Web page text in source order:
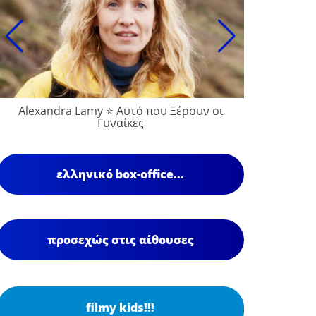
Alexandra Lamy ⭐ Αυτό που Ξέρουν οι
Γυναίκες
ελληνικό box-office...
προσεχώς στις αίθουσες
filmy kids!!!